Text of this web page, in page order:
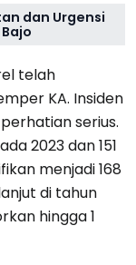
dan Urgensi
telah
KA. Insiden
serius.
2023 dan 151
menjadi 168
di tahun
hingga 1